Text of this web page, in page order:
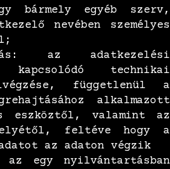
bármely egyéb szerv,
nevében személyes
az adatkezelési
kapcsolódó technikai
függetlenül a
alkalmazott
eszköztől, valamint az
feltéve hogy a
az adaton végzik
az egy nyilvántartásban